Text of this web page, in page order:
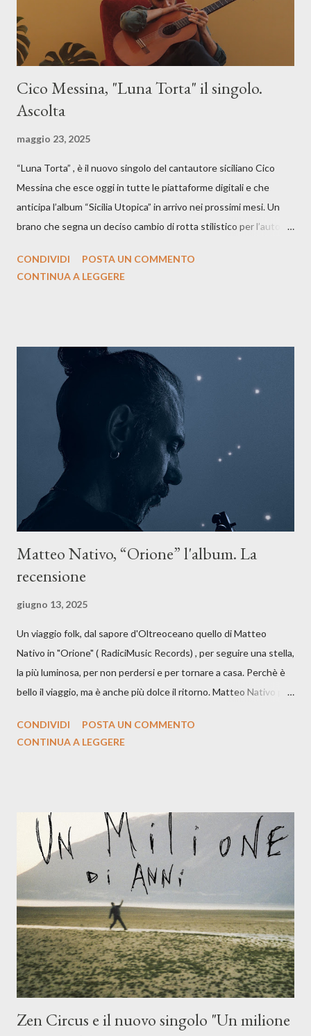
Cico Messina, "Luna Torta" il singolo.
Ascolta
maggio 23, 2025
“Luna Torta” , è il nuovo singolo del cantautore siciliano Cico
Messina che esce oggi in tutte le piattaforme digitali e che
anticipa l’album “Sicilia Utopica” in arrivo nei prossimi mesi. Un
brano che segna un deciso cambio di rotta stilistico per l’autore
testo ibrido tra italiano e siciliano, e un’urgenza espressiva che
La canzone racconta la difficoltà di creare, e perfino di esistere,
sotto il peso della realtà. Ma lo fa cercando una via d’uscita, una
forma di assoluzione, nel vivere e nel suonare, nel trovare respiro
anche quando l’aria sembra farsi più densa. Il brano è anche una
dichiarazione d’intenti: Cico Messina apre il suo nuovo percorso
artistico con una composizi...
CONDIVIDI
POSTA UN COMMENTO
CONTINUA A LEGGERE
Matteo Nativo, “Orione” l'album. La
recensione
giugno 13, 2025
Un viaggio folk, dal sapore d'Oltreoceano quello di Matteo
Nativo in "Orione" ( RadiciMusic Records) , per seguire una stella,
la più luminosa, per non perdersi e per tornare a casa. Perchè è
bello il viaggio, ma è anche più dolce il ritorno. Matteo Nativo per
indubbiamente matura e consapevole oltre che con ottimi
Dicevamo. Ed è da qui che il nostro inizia questo concept
musicale, con " Che ora è" , raccontando la separazione dalla
moglie, del senso di sconfitta e del caldo afoso che opprime,
giusta condizione di sopraffazione: "Non so che ora è, che giorno
è, di questa estate che...". E' raro fare uscire come singolo una
cover, ma...
CONDIVIDI
POSTA UN COMMENTO
CONTINUA A LEGGERE
Zen Circus e il nuovo singolo "Un milione